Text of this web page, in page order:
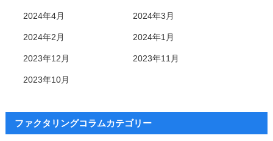
2024年4月 2024年3月
2024年2月 2024年1月
2023年12月 2023年11月
2023年10月
ファクタリングコラムカテゴリー